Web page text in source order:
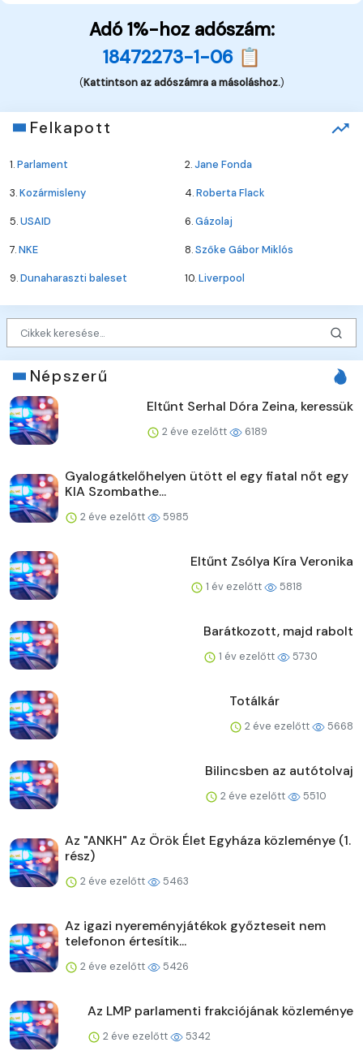
Adó 1%-hoz adószám:
18472273-1-06 📋
(Kattintson az adószámra a másoláshoz.)
Felkapott
1.Parlament 2.Jane Fonda
3.Kozármisleny 4.Roberta Flack
5.USAID 6.Gázolaj
7.NKE 8.Szőke Gábor Miklós
9.Dunaharaszti baleset 10.Liverpool
Népszerű
Eltűnt Serhal Dóra Zeina, keressük
2 éve ezelőtt 6189
Gyalogátkelőhelyen ütött el egy fiatal nőt egy
KIA Szombathe...
2 éve ezelőtt 5985
Eltűnt Zsólya Kíra Veronika
1 év ezelőtt 5818
Barátkozott, majd rabolt
1 év ezelőtt 5730
Totálkár
2 éve ezelőtt 5668
Bilincsben az autótolvaj
2 éve ezelőtt 5510
Az "ANKH" Az Örök Élet Egyháza közleménye (1.
rész)
2 éve ezelőtt 5463
Az igazi nyereményjátékok győzteseit nem
telefonon értesítik...
2 éve ezelőtt 5426
Az LMP parlamenti frakciójának közleménye
2 éve ezelőtt 5342